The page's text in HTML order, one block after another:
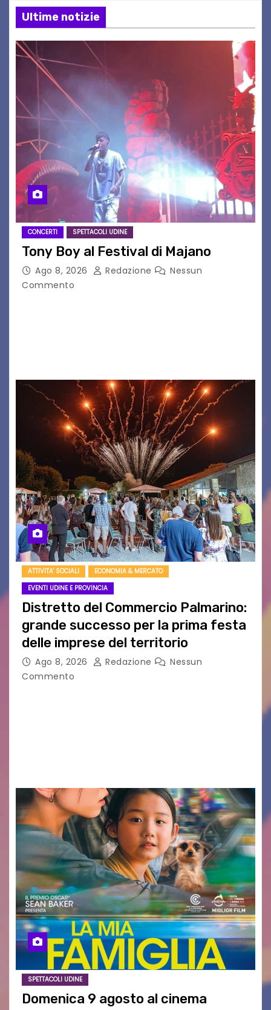
Ultime notizie
CONCERTI SPETTACOLI UDINE
Tony Boy al Festival di Majano
Ago 8, 2026 Redazione
Nessun
Commento
ATTIVITA' SOCIALI
ECONOMIA & MERCATO
EVENTI UDINE E PROVINCIA
Distretto del Commercio Palmarino:
grande successo per la prima festa
delle imprese del territorio
Ago 8, 2026 Redazione
Nessun
Commento
SPETTACOLI UDINE
Domenica 9 agosto al cinema